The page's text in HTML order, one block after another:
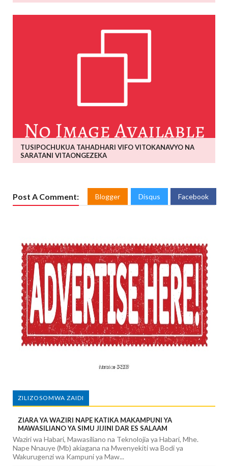
TUSIPOCHUKUA TAHADHARI VIFO VITOKANAVYO NA
SARATANI VITAONGEZEKA
Post A Comment: Blogger Disqus Facebook
ZILIZOSOMWA ZAIDI
ZIARA YA WAZIRI NAPE KATIKA MAKAMPUNI YA
MAWASILIANO YA SIMU JIJINI DAR ES SALAAM
Waziri wa Habari, Mawasiliano na Teknolojia ya Habari, Mhe.
Nape Nnauye (Mb) akiagana na Mwenyekiti wa Bodi ya
Wakurugenzi wa Kampuni ya Maw...